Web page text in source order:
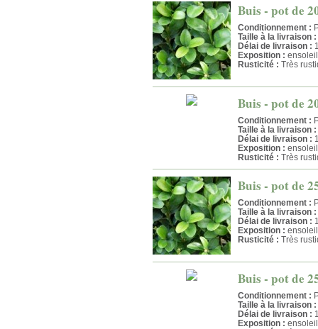
Buis - pot de
Conditionnement :
Taille à la livraison :
Délai de livraison :
Exposition :
Rusticité : Très
Buis - pot de
Conditionnement :
Taille à la livraison :
Délai de livraison :
Exposition :
Rusticité : Très
Buis - pot de
Conditionnement :
Taille à la livraison :
Délai de livraison :
Exposition :
Rusticité : Très
Buis - pot de
Conditionnement :
Taille à la livraison :
Délai de livraison :
Exposition :